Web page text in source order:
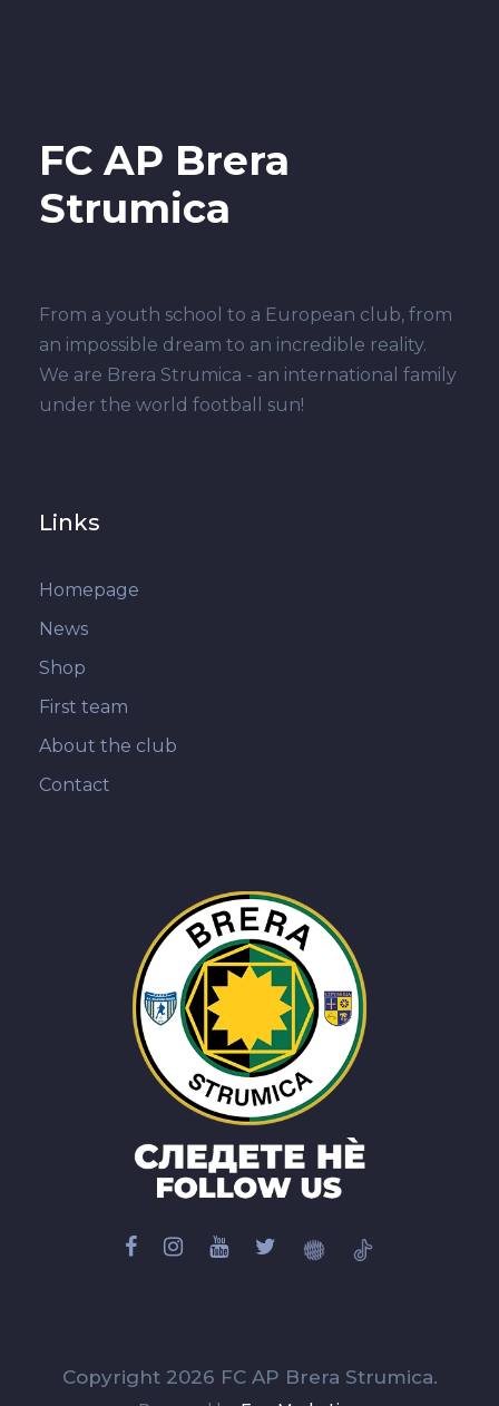
FC AP Brera
Strumica
From a youth school to a European club, from
an impossible dream to an incredible reality.
We are Brera Strumica - an international family
under the world football sun!
Links
Homepage
News
Shop
First team
About the club
Contact
Copyright 2026 FC AP Brera Strumica.